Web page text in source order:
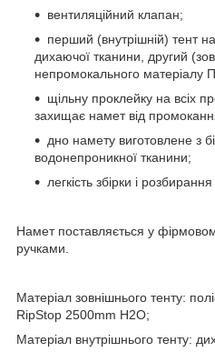
вентиляційний клапан;
перший (внутрішній) тент
дихаючої тканини, другий
непромокального матеріалу
щільну проклейку на всіх
захищає намет від
дно намету виготовлене з
водонепроникної тканини;
легкість збірки і
Намет поставляється у
ручками.
Матеріал зовнішнього тенту:
RipStop 2500mm H2O;
Матеріал внутрішнього тенту: